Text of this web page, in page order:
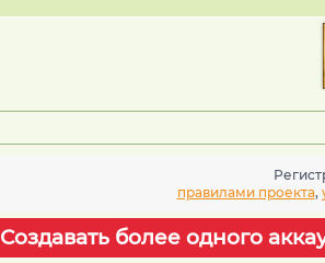
правилами проекта,
Создавать более одного